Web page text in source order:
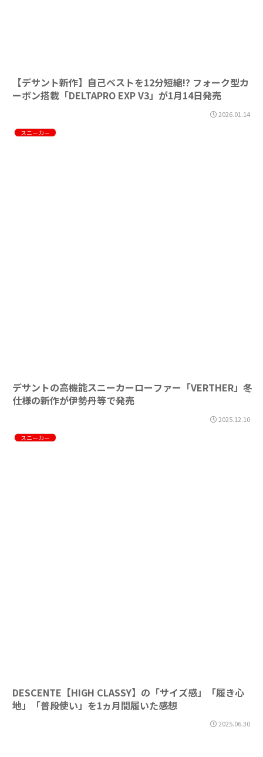
【デサント新作】自己ベストを12分短縮!? フォーク型カ
ーボン搭載「DELTAPRO EXP V3」が1月14日発売
2026.01.14
スニーカー
デサントの高機能スニーカーローファー「VERTHER」冬
仕様の新作が伊勢丹等で発売
2025.12.10
スニーカー
DESCENTE【HIGH CLASSY】の「サイズ感」「履き心
地」「普段使い」を1ヵ月間履いた感想
2025.06.30